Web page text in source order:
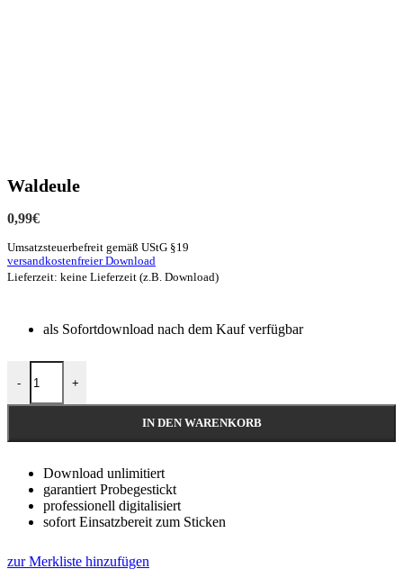
Waldeule
0,99€
Umsatzsteuerbefreit gemäß UStG §19
versandkostenfreier Download
Lieferzeit: keine Lieferzeit (z.B. Download)
als Sofortdownload nach dem Kauf verfügbar
- +
IN DEN WARENKORB
Download unlimitiert
garantiert Probegestickt
professionell digitalisiert
sofort Einsatzbereit zum Sticken
zur Merkliste hinzufügen